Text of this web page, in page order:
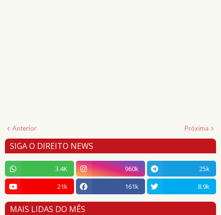
Anterior Próxima
SIGA O DIREITO NEWS
3.4K 960k
25k
21k
161k 8.9k
MAIS LIDAS DO MÊS